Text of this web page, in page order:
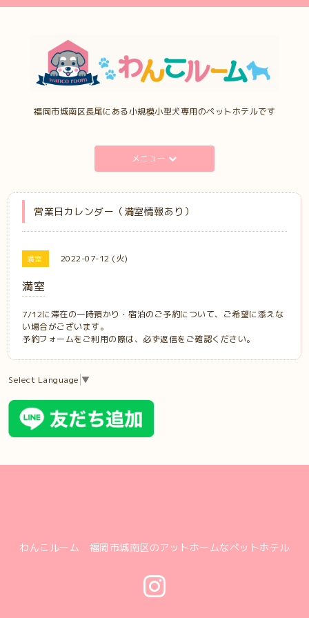
福岡市城南区長尾にある小規模小型犬専用のペットホテルです
メニュー
営業日カレンダー（満室情報あり）
満室 2022-07-12 (火)
満室
7/12に滞在の一時預かり・宿泊のご予約について、ご希望に添えな
い場合がございます。
予約フォームをご利用の際は、必ず返信をご確認ください。
Select Language ▼
わんこルーム 福岡市城南区のアットホームなペットホテル